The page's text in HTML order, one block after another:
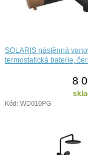
SOLARIS nástěnná
termostatická baterie,
8
Kód: WD010PG